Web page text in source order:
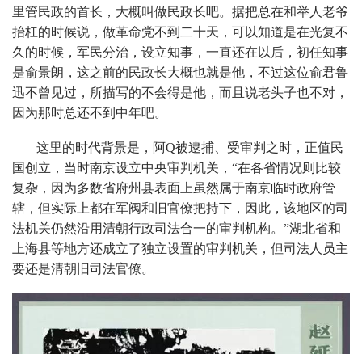
里管民政的首长，大概叫做民政长吧。据把总在和举人老爷
抬杠的时候说，做革命党不到二十天，可以知道是在光复不
久的时候，军民分治，设立知事，一直还在以后，初任知事
是俞景朗，这之前的民政长大概也就是他，不过这位俞君鲁
迅不曾见过，所描写的不会得是他，而且说老头子也不对，
因为那时总还不到中年吧。
这里的时代背景是，阿Q被逮捕、受审判之时，正值民
国创立，当时南京设立中央审判机关，“在各省情况则比较
复杂，因为多数省府州县表面上虽然属于南京临时政府管
辖，但实际上都在军阀和旧官僚把持下，因此，该地区的司
法机关仍然沿用清朝行政司法合一的审判机构。”湖北省和
上海县等地方还成立了独立设置的审判机关，但司法人员主
要还是清朝旧司法官僚。